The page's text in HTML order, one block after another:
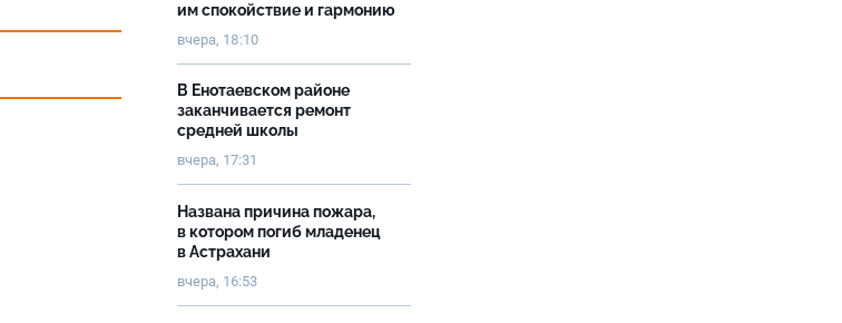
им спокойствие и гармонию
вчера, 18:10
В Енотаевском районе
заканчивается ремонт
средней школы
вчера, 17:31
Названа причина пожара,
в котором погиб младенец
в Астрахани
вчера, 16:53